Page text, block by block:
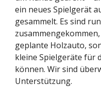
ein neues Spielgerät
gesammelt. Es sind
geplante Holzauto,
kleine Spielgeräte für
können. Wir sind
Unterstützung.